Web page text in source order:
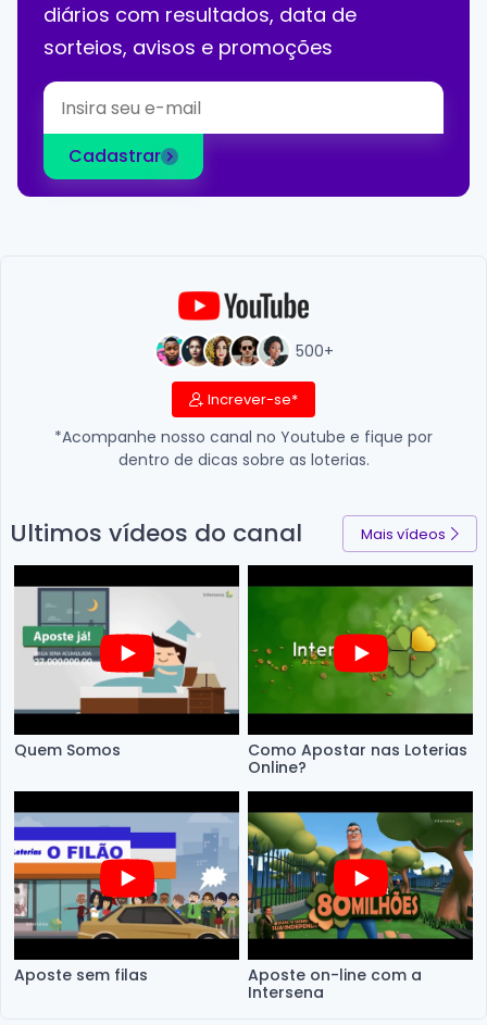
diários com resultados, data de
sorteios, avisos e promoções
Cadastrar
500+
Increver-se*
*Acompanhe nosso canal no Youtube e fique por
dentro de dicas sobre as loterias.
Ultimos vídeos do canal Mais vídeos
Quem Somos
Como Apostar nas Loterias
Online?
Aposte sem filas
Aposte on-line com a
Intersena